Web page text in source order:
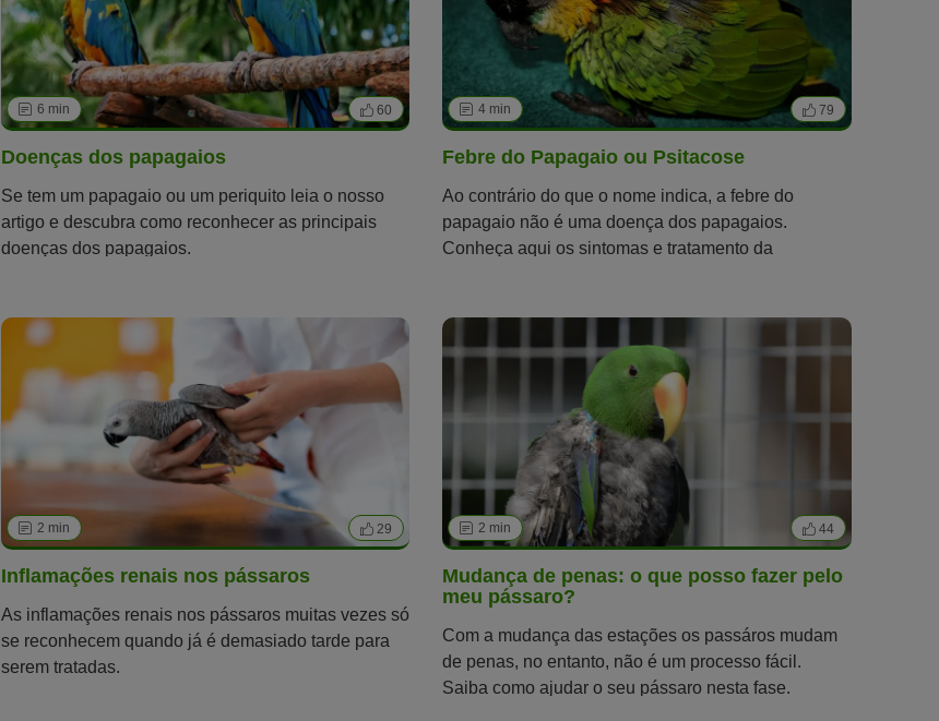
6 min 60
Doenças dos papagaios
Se tem um papagaio ou um periquito leia o nosso
artigo e descubra como reconhecer as principais
doenças dos papagaios.
4 min 79
Febre do Papagaio ou Psitacose
Ao contrário do que o nome indica, a febre do
papagaio não é uma doença dos papagaios.
Conheça aqui os sintomas e tratamento da
2 min 29
Inflamações renais nos pássaros
As inflamações renais nos pássaros muitas vezes só
se reconhecem quando já é demasiado tarde para
serem tratadas.
2 min 44
Mudança de penas: o que posso fazer pelo
meu pássaro?
Com a mudança das estações os passáros mudam
de penas, no entanto, não é um processo fácil.
Saiba como ajudar o seu pássaro nesta fase.